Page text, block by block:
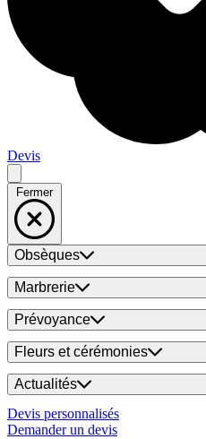
Devis
Fermer
Obsèques
Marbrerie
Prévoyance
Fleurs et cérémonies
Actualités
Devis personnalisés
Demander un devis